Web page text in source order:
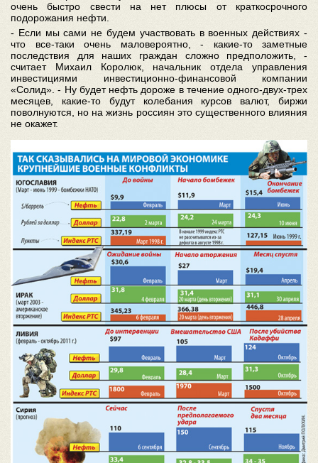
очень быстро свести на нет плюсы от краткосрочного
подорожания нефти.
- Если мы сами не будем участвовать в военных действиях -
что все-таки очень маловероятно, - какие-то заметные
последствия для наших граждан сложно предположить, -
считает Михаил Королюк, начальник отдела управления
инвестициями инвестиционно-финансовой компании
«Солид». - Ну будет нефть дороже в течение одного-двух-трех
месяцев, какие-то будут колебания курсов валют, биржи
поволнуются, но на жизнь россиян это существенного влияния
не окажет.